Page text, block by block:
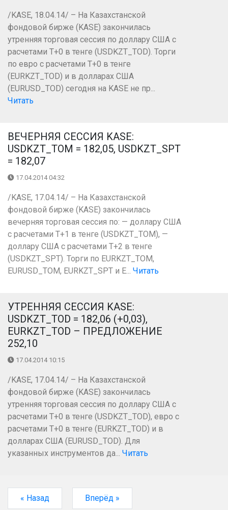
/KASE, 18.04.14/ – На Казахстанской
фондовой бирже (KASE) закончилась
утренняя торговая сессия по доллару США с
расчетами Т+0 в тенге (USDKZT_TOD). Торги
по евро с расчетами Т+0 в тенге
(EURKZT_TOD) и в долларах США
(EURUSD_TOD) сегодня на KASE не пр...
Читать
ВЕЧЕРНЯЯ СЕССИЯ KASE:
USDKZT_TOM = 182,05, USDKZT_SPT
= 182,07
17.04.2014 04:32
/KASE, 17.04.14/ – На Казахстанской
фондовой бирже (KASE) закончилась
вечерняя торговая сессия по: — доллару США
с расчетами Т+1 в тенге (USDKZT_TOM), —
доллару США с расчетами Т+2 в тенге
(USDKZT_SPT). Торги по EURKZT_TOM,
EURUSD_TOM, EURKZT_SPT и E... Читать
УТРЕННЯЯ СЕССИЯ KASE:
USDKZT_TOD = 182,06 (+0,03),
EURKZT_TOD – ПРЕДЛОЖЕНИЕ
252,10
17.04.2014 10:15
/KASE, 17.04.14/ – На Казахстанской
фондовой бирже (KASE) закончилась
утренняя торговая сессия по доллару США с
расчетами Т+0 в тенге (USDKZT_TOD), евро с
расчетами T+0 в тенге (EURKZT_TOD) и в
долларах США (EURUSD_TOD). Для
указанных инструментов да... Читать
« Назад Вперёд »